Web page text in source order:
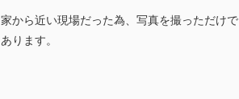
家から近い現場だった為、写真を撮っただけで
あります。